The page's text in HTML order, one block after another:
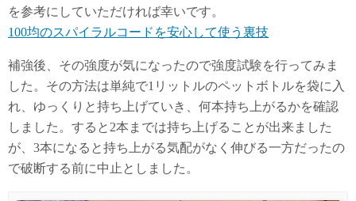
を参考にしていただければ幸いです。
100均のスパイラルコードを安心して使う裏技
補強後、その強度が気になったので強度試験を行ってみま
した。その方法は単純で1リットルのペットボトルを袋に入
れ、ゆっくりと持ち上げていき、何本持ち上がるかを確認
しました。すると2本までは持ち上げることが出来ました
が、3本になると持ち上がる気配がなく伸びる一方だったの
で破断する前に中止としました。